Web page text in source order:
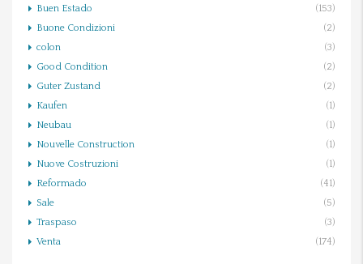
Buen Estado
(153)
Buone Condizioni
(2)
colon
(3)
Good Condition
(2)
Guter Zustand
(2)
Kaufen
(1)
Neubau
(1)
Nouvelle Construction
(1)
Nuove Costruzioni
(1)
Reformado
(41)
Sale
(5)
Traspaso
(3)
Venta
(174)